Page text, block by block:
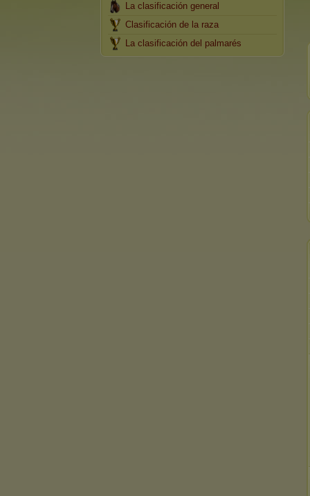
La clasificación general
Clasificación de la raza
La clasificación del palmarés